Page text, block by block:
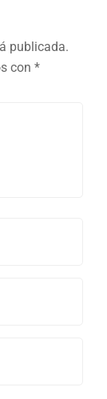
publicada.
con *